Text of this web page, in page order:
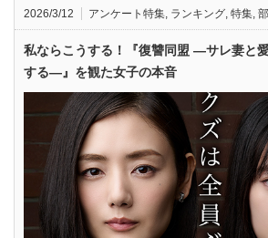
2026/3/12 アンケート特集, ランキング, 特集,
私ならこうする！『復讐同盟 —サレ妻と
する—』を観た女子の本音